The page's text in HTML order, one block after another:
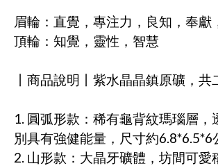
眉輪：直覺，專注力，良知，奉獻
頂輪：知覺，靈性，智慧
丨商品說明丨紫水晶晶鎮原礦，共
1. 圓弧形款：稀有龜背紋瑪瑙層，
別具有強健能量，尺寸約6.8*6.5*6
2. 山形款：大晶牙礦體，坊間可愛